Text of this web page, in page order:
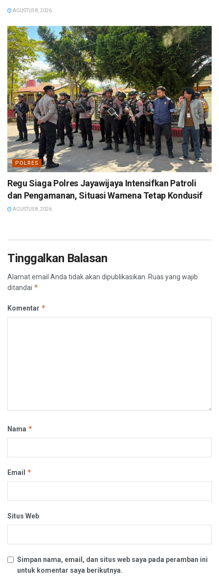
AGUSTUS 8, 2026
POLRES
Regu Siaga Polres Jayawijaya Intensifkan Patroli
dan Pengamanan, Situasi Wamena Tetap Kondusif
AGUSTUS 8, 2026
Tinggalkan Balasan
Alamat email Anda tidak akan dipublikasikan. Ruas yang wajib
ditandai *
Komentar *
Nama *
Email *
Situs Web
Simpan nama, email, dan situs web saya pada peramban ini
untuk komentar saya berikutnya.